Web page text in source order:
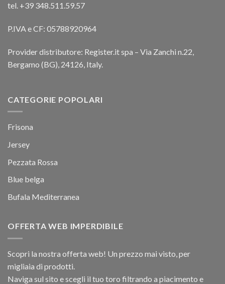
tel. +39 348.511.59.57
P.IVA e CF: 05788920964
Provider distributore: Register.it spa – Via Zanchi n.22,
Bergamo (BG), 24126, Italy.
CATEGORIE POPOLARI
Frisona
Jersey
Pezzata Rossa
Blue belga
Bufala Mediterranea
OFFERTA WEB IMPERDIBILE
Scopri la nostra offerta web! Un prezzo mai visto, per
migliaia di prodotti.
Naviga sul sito e scegli il tuo toro filtrando a piacimento e